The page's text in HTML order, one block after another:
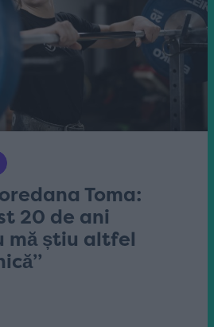
Toma:
20 de ani
mă știu altfel